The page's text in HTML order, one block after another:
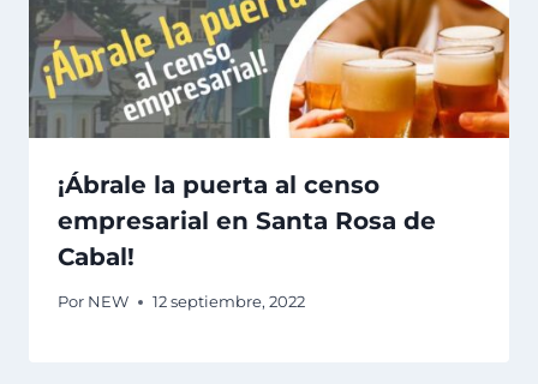
¡Ábrale la puerta al censo
empresarial en Santa Rosa de
Cabal!
Por NEW 12 septiembre, 2022